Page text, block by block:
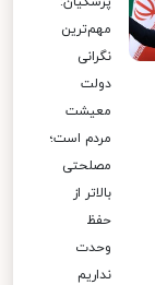
مهم‌ترین
نگرانی
دولت
معیشت
مردم است؛
مصلحتی
بالاتر از
حفظ
وحدت
نداریم